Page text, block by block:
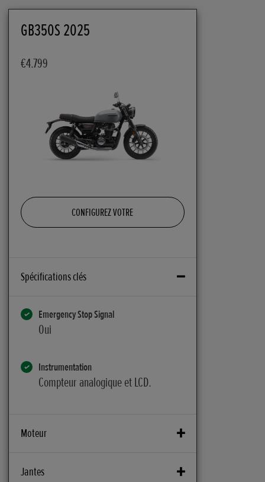
GB350S 2025
€4.799
CONFIGUREZ VOTRE
Spécifications clés
Emergency Stop Signal
Oui
Instrumentation
Compteur analogique et LCD.
Moteur
Alésage x Course (mm)
Jantes